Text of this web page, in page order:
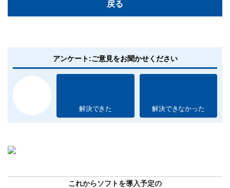
戻る
アンケート:ご意見をお聞かせください
解決できた 解決できなかった
これからソフトを導入予定の